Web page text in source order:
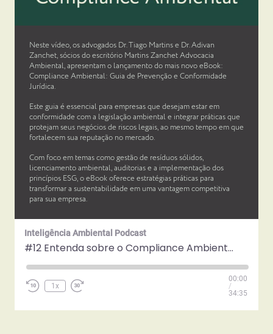
Neste vídeo, os advogados Dr. Tiago Martins e Dr. Adivan
Zanchet, sócios do escritório Martins Zanchet Advocacia
Ambiental, apresentam o lançamento do mais novo eBook:
Compliance Ambiental: Guia de Prevenção e Conformidade
Jurídica.
Este guia é essencial para empresas que desejam estar em
conformidade com a legislação ambiental e integrar práticas que
protejam seus negócios de riscos legais, ao mesmo tempo em que
fortalecem sua reputação no mercado.
Com foco em temas como gestão de resíduos sólidos,
licenciamento ambiental, auditorias e a implementação dos
princípios ESG, o eBook oferece estratégias práticas para
transformar a sustentabilidade em uma vantagem competitiva
para sua empresa.
Inteligência Ambiental Podcast
#12 Entenda sobre o Compliance Ambiental | Lançamento de Ebook
Episode
1x
00:00
/
34:35